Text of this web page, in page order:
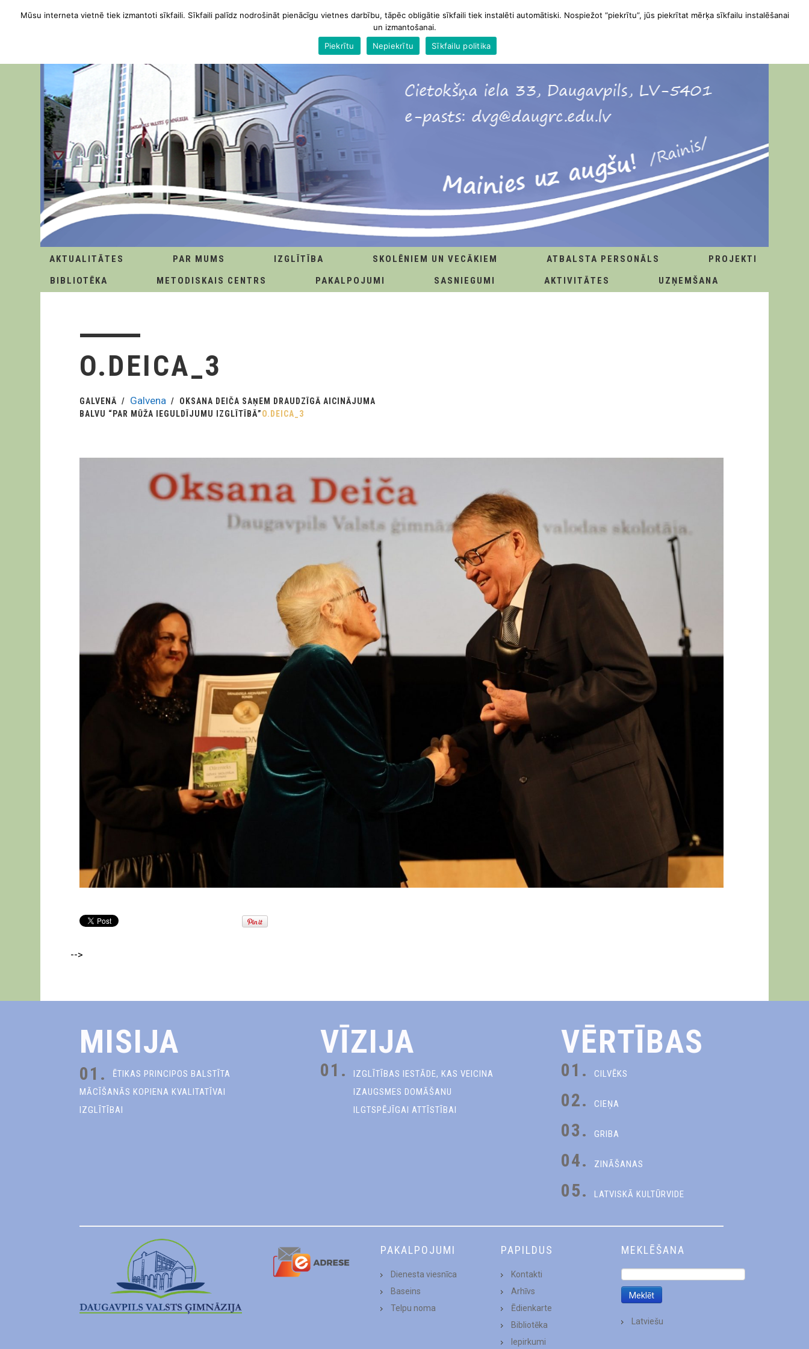
AKTUALITĀTES PAR MUMS IZGLĪTĪBA SKOLĒNIEM UN VECĀKIEM ATBALSTA PERSONĀLS
PROJEKTI
BIBLIOTĒKA
METODISKAIS CENTRS PAKALPOJUMI SASNIEGUMI AKTIVITĀTES UZŅEMŠANA
O.DEICA_3
GALVENĀ Galvena
OKSANA DEIČA SAŅEM DRAUDZĪGĀ AICINĀJUMA
BALVU “PAR MŪŽA IEGULDĪJUMU IZGLĪTĪBĀ”O.DEICA_3
-->
MISIJA
01.
ĒTIKAS PRINCIPOS BALSTĪTA
MĀCĪŠANĀS KOPIENA KVALITATĪVAI
IZGLĪTĪBAI
VĪZIJA
01.
IZGLĪTĪBAS IESTĀDE, KAS VEICINA
IZAUGSMES DOMĀŠANU
ILGTSPĒJĪGAI ATTĪSTĪBAI
VĒRTĪBAS
01. CILVĒKS
02. CIEŅA
03. GRIBA
04. ZINĀŠANAS
05. LATVISKĀ KULTŪRVIDE
PAKALPOJUMI
Dienesta viesnīca
Baseins
Telpu noma
PAPILDUS
Kontakti
Arhīvs
Ēdienkarte
Bibliotēka
Iepirkumi
MEKLĒŠANA
Latviešu
Mūsu interneta vietnē tiek izmantoti sīkfaili. Sīkfaili palīdz nodrošināt pienācīgu vietnes darbību, tāpēc obligātie sīkfaili tiek instalēti automātiski. Nospiežot “piekrītu”, jūs piekrītat mērķa sīkfailu instalēšanai
un izmantošanai.
Piekrītu
Nepiekrītu Sīkfailu politika